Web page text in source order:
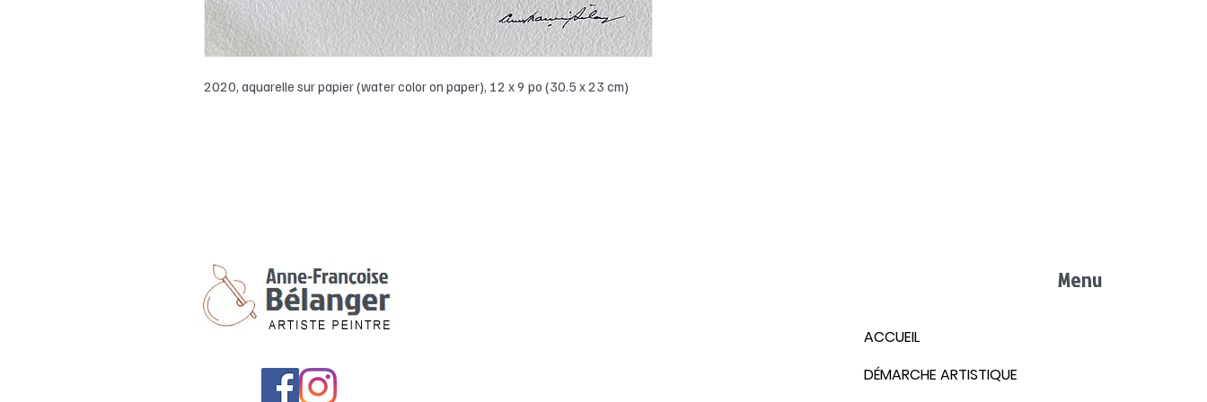
2020, aquarelle sur papier (water color on paper), 12 x 9 po (30.5 x 23 cm)
Menu
ACCUEIL
DÉMARCHE ARTISTIQUE